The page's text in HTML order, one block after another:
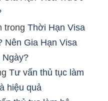
trong Thời Hạn Visa
Nên Gia Hạn Visa
Tư vấn thủ tục làm
hiệu quả